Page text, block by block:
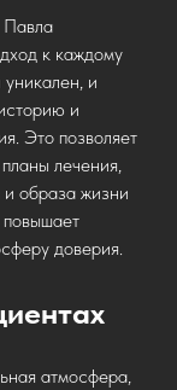
Павла
к каждому
и
и
Это позволяет
лечения,
и образа жизни
повышает
доверия.
атмосфера,